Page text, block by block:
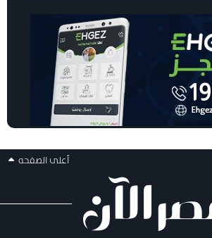
أعلى الصفحه